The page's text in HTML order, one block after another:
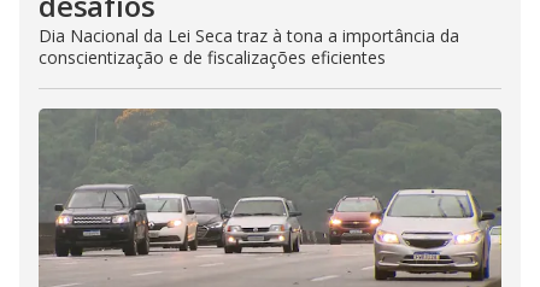
Dia Nacional da Lei Seca traz à tona a importância da
conscientização e de fiscalizações eficientes